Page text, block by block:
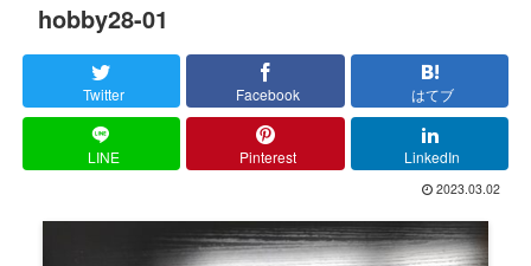
hobby28-01
Twitter Facebook はてブ
LINE Pinterest LinkedIn
2023.03.02